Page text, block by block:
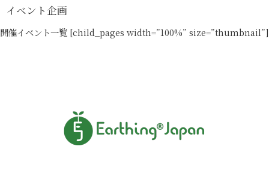
イベント企画
開催イベント一覧 [child_pages width=”100%” size=”thumbnail”]